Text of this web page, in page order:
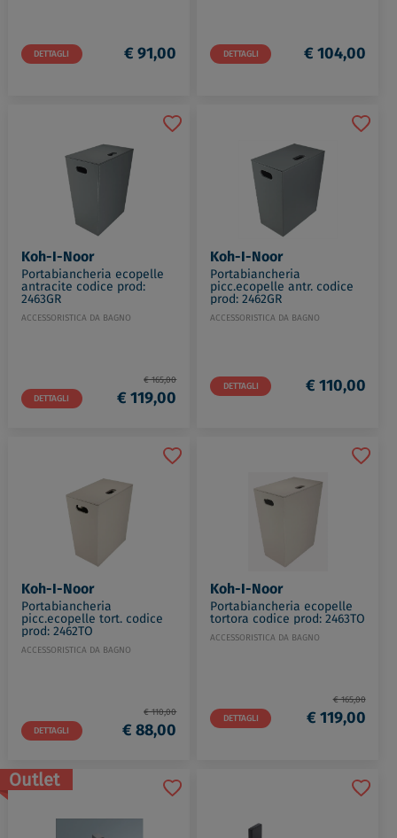
DETTAGLI € 91,00 DETTAGLI € 104,00
Koh-I-Noor
Portabiancheria ecopelle
antracite codice prod:
2463GR
ACCESSORISTICA DA BAGNO
DETTAGLI
€ 165,00
€ 119,00
Koh-I-Noor
Portabiancheria
picc.ecopelle antr. codice
prod: 2462GR
ACCESSORISTICA DA BAGNO
DETTAGLI € 110,00
Koh-I-Noor
Portabiancheria
picc.ecopelle tort. codice
prod: 2462TO
ACCESSORISTICA DA BAGNO
DETTAGLI
€ 110,00
€ 88,00
Koh-I-Noor
Portabiancheria ecopelle
tortora codice prod: 2463TO
ACCESSORISTICA DA BAGNO
DETTAGLI
€ 165,00
€ 119,00
Outlet